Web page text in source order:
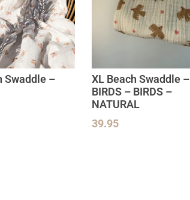
Swaddle –
XL Beach Swaddle –
BIRDS – BIRDS –
NATURAL
39.95